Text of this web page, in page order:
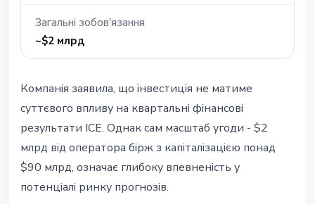
Загальні зобов'язання
~$2 млрд
Компанія заявила, що інвестиція не матиме
суттєвого впливу на квартальні фінансові
результати ICE. Однак сам масштаб угоди - $2
млрд від оператора бірж з капіталізацією понад
$90 млрд, означає глибоку впевненість у
потенціалі ринку прогнозів.